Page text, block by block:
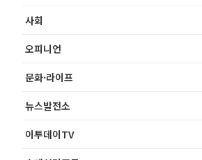
사회
오피니언
문화·라이프
뉴스발전소
이투데이TV